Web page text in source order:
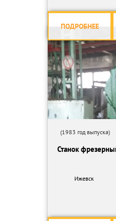
ПОДРОБНЕЕ
(1983 год выпуска)
Станок
Ижевск